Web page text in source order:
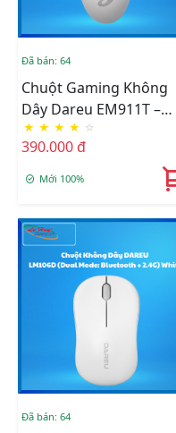
Đã bán: 64
Chuột Gaming Không
Dây Dareu EM911T –
Wired+2.4G+BT White
★ ★ ★ ★ ☆
390.000 đ
Mới 100%
Đã bán: 64